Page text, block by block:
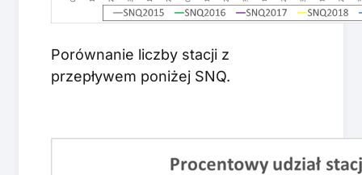
Porównanie liczby stacji z
przepływem poniżej SNQ.